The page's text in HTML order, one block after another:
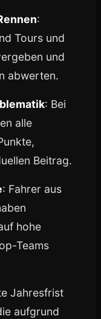
:
Tours und
und
abwerten.
: Bei
alle
Beitrag.
: Fahrer aus
hohe
Teams
Jahresfrist
aufgrund